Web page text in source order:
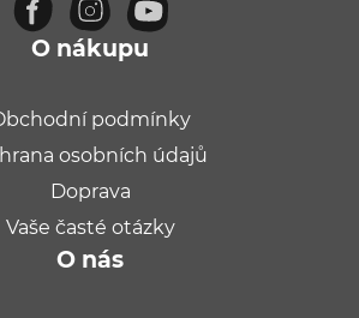
O nákupu
podmínky
osobních údajů
Doprava
Vaše časté otázky
O nás